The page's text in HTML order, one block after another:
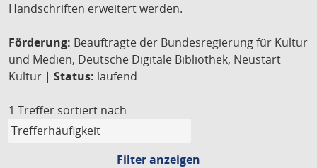
Handschriften erweitert werden.
Förderung: Beauftragte der Bundesregierung für Kultur
und Medien, Deutsche Digitale Bibliothek, Neustart
Kultur | Status: laufend
1 Treffer sortiert nach
Filter anzeigen